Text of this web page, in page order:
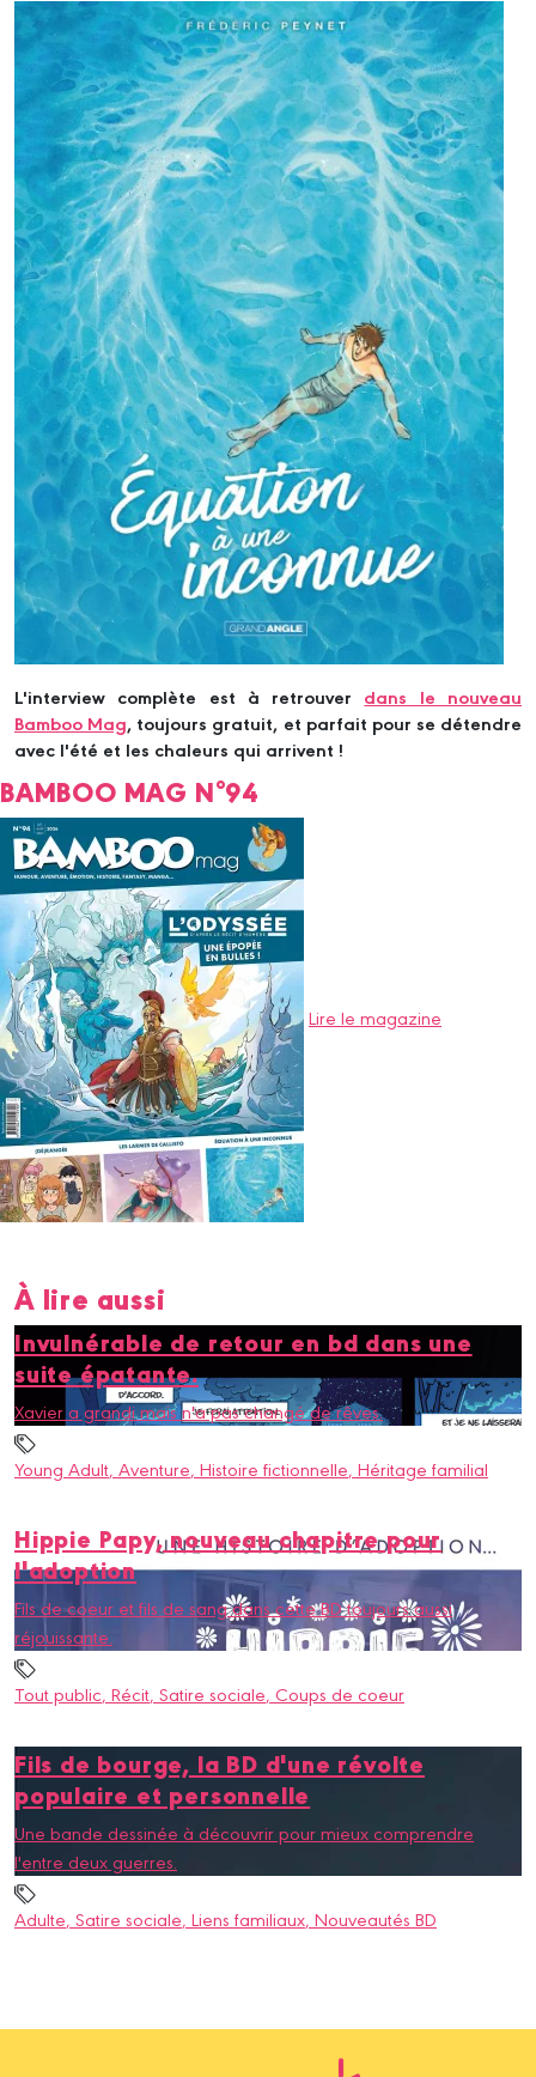
L'interview complète est à retrouver dans le nouveau
Bamboo Mag, toujours gratuit, et parfait pour se détendre
avec l'été et les chaleurs qui arrivent !
BAMBOO MAG N°94
Lire le magazine
À lire aussi
Invulnérable de retour en bd dans une
suite épatante.
Xavier a grandi mais n'a pas changé de rêves.
Young Adult, Aventure, Histoire fictionnelle, Héritage familial
Hippie Papy, nouveau chapitre pour
l'adoption
Fils de coeur et fils de sang dans cette BD toujours aussi
réjouissante.
Tout public, Récit, Satire sociale, Coups de coeur
Fils de bourge, la BD d'une révolte
populaire et personnelle
Une bande dessinée à découvrir pour mieux comprendre
l'entre deux guerres.
Adulte, Satire sociale, Liens familiaux, Nouveautés BD